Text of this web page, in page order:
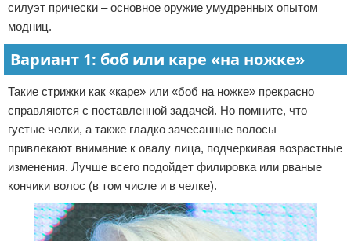
силуэт прически – основное оружие умудренных опытом
модниц.
Вариант 1: боб или каре «на ножке»
Такие стрижки как «каре» или «боб на ножке» прекрасно
справляются с поставленной задачей. Но помните, что
густые челки, а также гладко зачесанные волосы
привлекают внимание к овалу лица, подчеркивая возрастные
изменения. Лучше всего подойдет филировка или рваные
кончики волос (в том числе и в челке).